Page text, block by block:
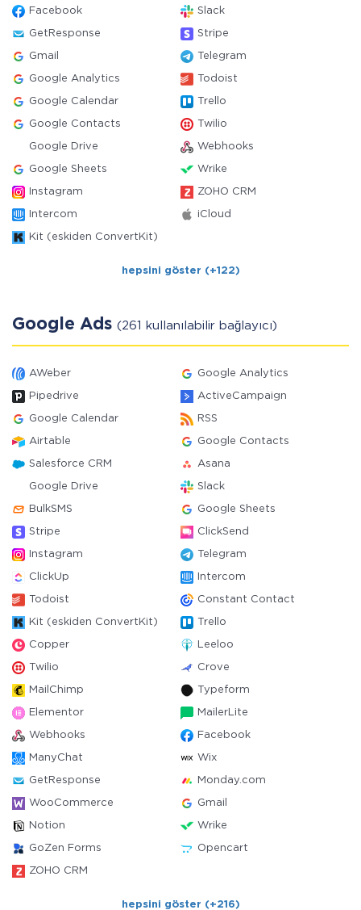
Facebook Slack
GetResponse Stripe
Gmail Telegram
Google Analytics Todoist
Google Calendar Trello
Google Contacts Twilio
Google Drive Webhooks
Google Sheets Wrike
Instagram ZOHO CRM
Intercom iCloud
Kit (eskiden ConvertKit)
hepsini göster (+122)
Google Ads (261 kullanılabilir bağlayıcı)
AWeber Google Analytics
Pipedrive ActiveCampaign
Google Calendar RSS
Airtable Google Contacts
Salesforce CRM Asana
Google Drive Slack
BulkSMS Google Sheets
Stripe ClickSend
Instagram Telegram
ClickUp Intercom
Todoist Constant Contact
Kit (eskiden ConvertKit) Trello
Copper Leeloo
Twilio Crove
MailChimp Typeform
Elementor MailerLite
Webhooks Facebook
ManyChat Wix
GetResponse Monday.com
WooCommerce Gmail
Notion Wrike
GoZen Forms Opencart
ZOHO CRM
hepsini göster (+216)